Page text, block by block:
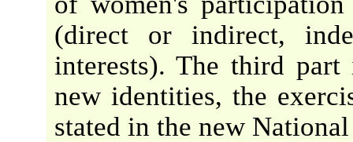
(direct or indirect,
interests). The third
new identities, the
stated in the new